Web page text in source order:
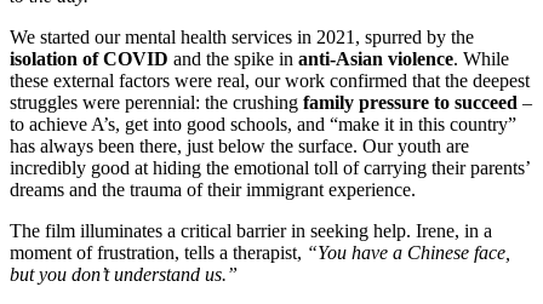
We started our mental health services in 2021, spurred by the
isolation of COVID and the spike in anti-Asian violence. While
these external factors were real, our work confirmed that the deepest
struggles were perennial: the crushing family pressure to succeed –
to achieve A’s, get into good schools, and “make it in this country”
has always been there, just below the surface. Our youth are
incredibly good at hiding the emotional toll of carrying their parents’
dreams and the trauma of their immigrant experience.
The film illuminates a critical barrier in seeking help. Irene, in a
moment of frustration, tells a therapist, “You have a Chinese face,
but you don’t understand us.”